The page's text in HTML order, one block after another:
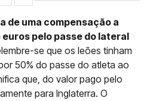
de uma compensação a
pelo passe do lateral
se que os leões tinham
50% do passe do atleta ao
que, do valor pago pelo
para Inglaterra. O